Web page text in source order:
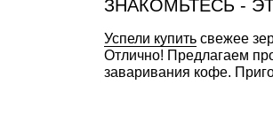
ЗНАКОМЬТЕСЬ -
Успели купить свежее
Отлично! Предлагаем
заваривания кофе.